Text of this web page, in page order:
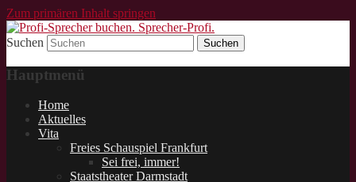
Zum primären Inhalt springen
Profi-Sprecher buchen.
Sprecher-Profi.
Schauspieler und Sprecher für Lesungen.
Suchen
Hauptmenü
Home
Aktuelles
Vita
Freies Schauspiel Frankfurt
Sei frei, immer!
Staatstheater Darmstadt